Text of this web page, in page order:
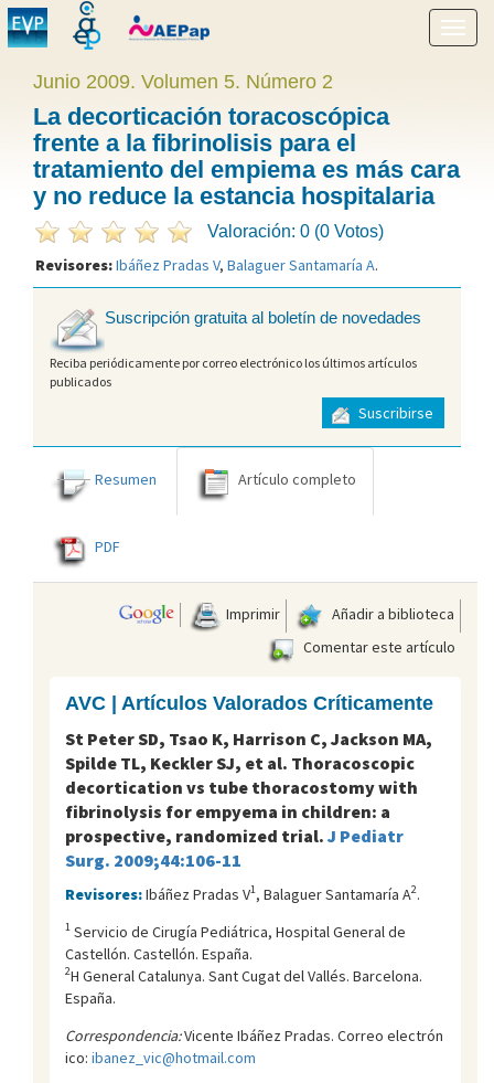
menú
Junio 2009. Volumen 5. Número 2
La decorticación toracoscópica
frente a la fibrinolisis para el
tratamiento del empiema es más cara
y no reduce la estancia hospitalaria
Valoración: 0 (0 Votos)
Revisores:Ibáñez Pradas V, Balaguer Santamaría A.
Suscripción gratuita al boletín de novedades
Reciba periódicamente por correo electrónico los últimos artículos
publicados
Suscribirse
Resumen Artículo completo
PDF
Imprimir
Añadir a biblioteca
Comentar este artículo
AVC | Artículos Valorados Críticamente
St Peter SD, Tsao K, Harrison C, Jackson MA,
Spilde TL, Keckler SJ, et al. Thoracoscopic
decortication vs tube thoracostomy with
fibrinolysis for empyema in children: a
prospective, randomized trial. J Pediatr
Surg. 2009;44:106-11
Revisores:Ibáñez Pradas V1, Balaguer Santamaría A2.
1 Servicio de Cirugí­a Pediátrica, Hospital General de
Castellón. Castellón. España.
2H General Catalunya. Sant Cugat del Vallés. Barcelona.
España.
Correspondencia:Vicente Ibáñez Pradas. Correo electrón
ico: ibanez_vic@hotmail.com